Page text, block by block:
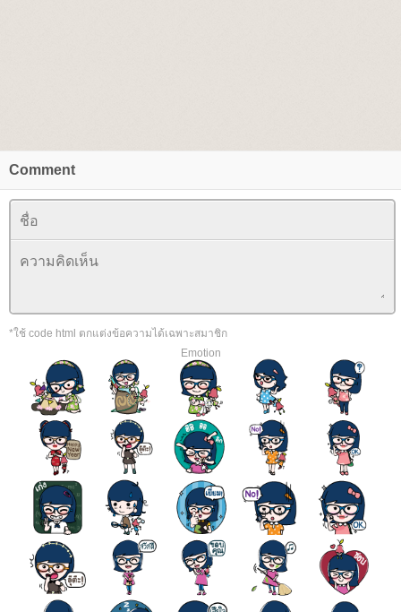
Comment
*ใช้ code html ตกแต่งข้อความได้เฉพาะสมาชิก
Emotion